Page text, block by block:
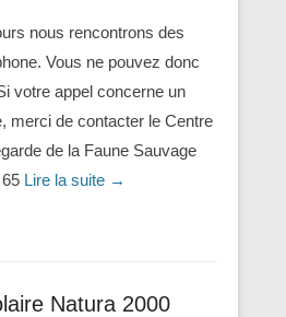
nous rencontrons des
Vous ne pouvez donc
votre appel concerne un
merci de contacter le Centre
de la Faune Sauvage
Lire la suite →
Natura 2000